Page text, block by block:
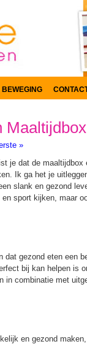
Maaltijdbox
»
je dat de maaltijdbox
Ik ga het je
slank en gezond
sport kijken, maar
gezond eten een
bij kan helpen is
in combinatie met
en gezond